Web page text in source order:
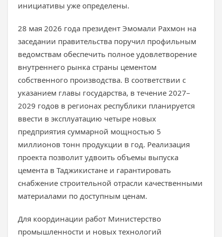
инициативы уже определены.
28 мая 2026 года президент Эмомали Рахмон на
заседании правительства поручил профильным
ведомствам обеспечить полное удовлетворение
внутреннего рынка страны цементом
собственного производства. В соответствии с
указанием главы государства, в течение 2027–
2029 годов в регионах республики планируется
ввести в эксплуатацию четыре новых
предприятия суммарной мощностью 5
миллионов тонн продукции в год. Реализация
проекта позволит удвоить объемы выпуска
цемента в Таджикистане и гарантировать
снабжение строительной отрасли качественными
материалами по доступным ценам.
Для координации работ Министерство
промышленности и новых технологий